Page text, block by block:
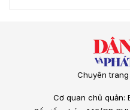
Chuyên
Cơ quan chủ quản: